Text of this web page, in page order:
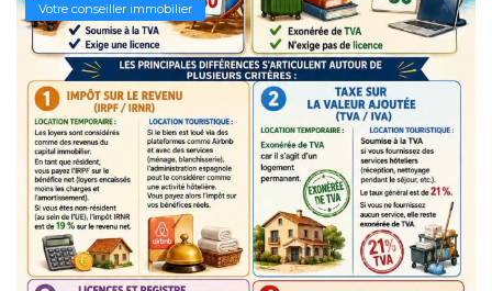
Votre conseiller immobilier